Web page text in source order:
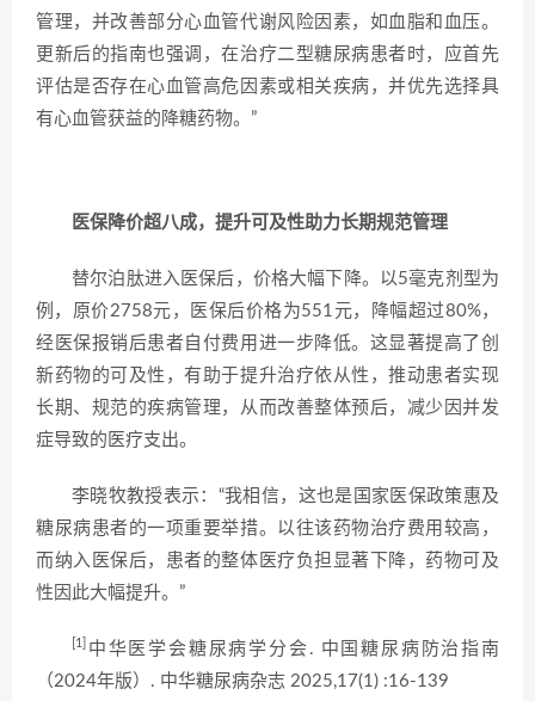
管理，并改善部分心血管代谢风险因素，如血脂和血压。
更新后的指南也强调，在治疗二型糖尿病患者时，应首先
评估是否存在心血管高危因素或相关疾病，并优先选择具
有心血管获益的降糖药物。”
医保降价超八成，提升可及性助力长期规范管理
替尔泊肽进入医保后，价格大幅下降。以5毫克剂型为
例，原价2758元，医保后价格为551元，降幅超过80%，
经医保报销后患者自付费用进一步降低。这显著提高了创
新药物的可及性，有助于提升治疗依从性，推动患者实现
长期、规范的疾病管理，从而改善整体预后，减少因并发
症导致的医疗支出。
李晓牧教授表示：“我相信，这也是国家医保政策惠及
糖尿病患者的一项重要举措。以往该药物治疗费用较高，
而纳入医保后，患者的整体医疗负担显著下降，药物可及
性因此大幅提升。”
[1] 中华医学会糖尿病学分会. 中国糖尿病防治指南
（2024年版）. 中华糖尿病杂志 2025,17(1) :16-139